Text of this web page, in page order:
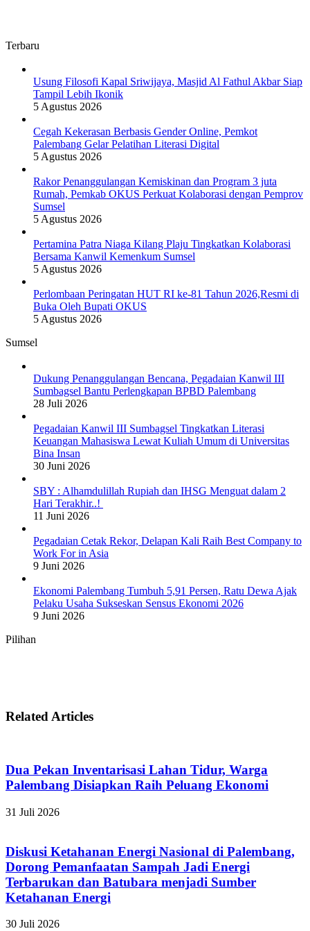
Terbaru
Usung Filosofi Kapal Sriwijaya, Masjid Al Fathul Akbar Siap
Tampil Lebih Ikonik
5 Agustus 2026
Cegah Kekerasan Berbasis Gender Online, Pemkot
Palembang Gelar Pelatihan Literasi Digital
5 Agustus 2026
Rakor Penanggulangan Kemiskinan dan Program 3 juta
Rumah, Pemkab OKUS Perkuat Kolaborasi dengan Pemprov
Sumsel
5 Agustus 2026
Pertamina Patra Niaga Kilang Plaju Tingkatkan Kolaborasi
Bersama Kanwil Kemenkum Sumsel
5 Agustus 2026
Perlombaan Peringatan HUT RI ke-81 Tahun 2026,Resmi di
Buka Oleh Bupati OKUS
5 Agustus 2026
Sumsel
Dukung Penanggulangan Bencana, Pegadaian Kanwil III
Sumbagsel Bantu Perlengkapan BPBD Palembang
28 Juli 2026
Pegadaian Kanwil III Sumbagsel Tingkatkan Literasi
Keuangan Mahasiswa Lewat Kuliah Umum di Universitas
Bina Insan
30 Juni 2026
SBY : Alhamdulillah Rupiah dan IHSG Menguat dalam 2
Hari Terakhir..!
11 Juni 2026
Pegadaian Cetak Rekor, Delapan Kali Raih Best Company to
Work For in Asia
9 Juni 2026
Ekonomi Palembang Tumbuh 5,91 Persen, Ratu Dewa Ajak
Pelaku Usaha Sukseskan Sensus Ekonomi 2026
9 Juni 2026
Pilihan
Related Articles
Dua Pekan Inventarisasi Lahan Tidur, Warga
Palembang Disiapkan Raih Peluang Ekonomi
31 Juli 2026
Diskusi Ketahanan Energi Nasional di Palembang,
Dorong Pemanfaatan Sampah Jadi Energi
Terbarukan dan Batubara menjadi Sumber
Ketahanan Energi
30 Juli 2026